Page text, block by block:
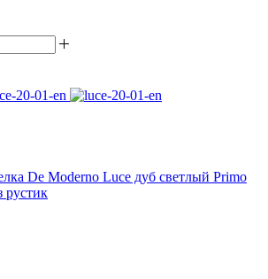
De Moderno Luce дуб светлый Primo
рустик